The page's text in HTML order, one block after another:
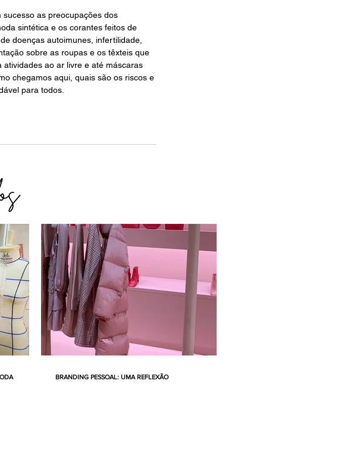
sucesso as preocupações dos
sintética e os corantes feitos de
doenças autoimunes, infertilidade,
sobre as roupas e os têxteis que
ao ar livre e até máscaras
chegamos aqui, quais são os riscos e
para todos.
BRANDING PESSOAL: UMA REFLEXÃO